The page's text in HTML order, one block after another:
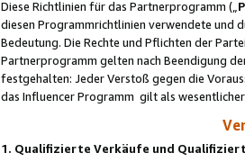
Diese Richtlinien für das Partnerprogramm („
diesen Programmrichtlinien verwendete und
Bedeutung. Die Rechte und Pflichten der
Partnerprogramm gelten nach Beendigung
festgehalten: Jeder Verstoß gegen die
das Influencer Programm gilt als
1. Qualifizierte Verkäufe und